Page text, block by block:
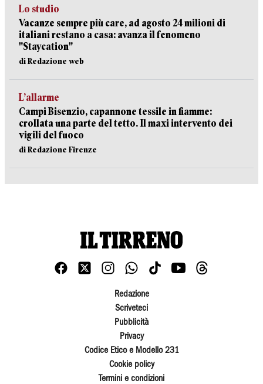
Lo studio
Vacanze sempre più care, ad agosto 24 milioni di
italiani restano a casa: avanza il fenomeno
"Staycation"
di Redazione web
L’allarme
Campi Bisenzio, capannone tessile in fiamme:
crollata una parte del tetto. Il maxi intervento dei
vigili del fuoco
di Redazione Firenze
Redazione
Scriveteci
Pubblicità
Privacy
Codice Etico e Modello 231
Cookie policy
Termini e condizioni